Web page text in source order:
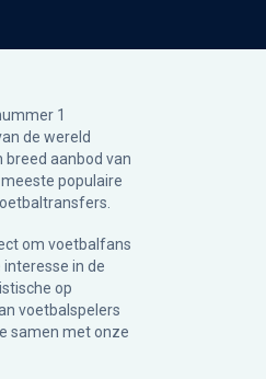
1
de wereld
breed aanbod van
populaire
om voetbalfans
in de
op
voetbalspelers
samen met onze